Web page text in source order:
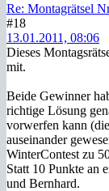
Re: Montagrätsel
#18
13.01.2011, 08:06
Dieses
mit.
Beide Gewinner
richtige Lösung
vorwerfen kann
auseinander
WinterContest zu
Statt 10 Punkte an
und Bernhard.